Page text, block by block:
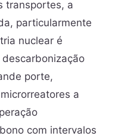
transportes, a
particularmente
nuclear é
porte,
a
com intervalos